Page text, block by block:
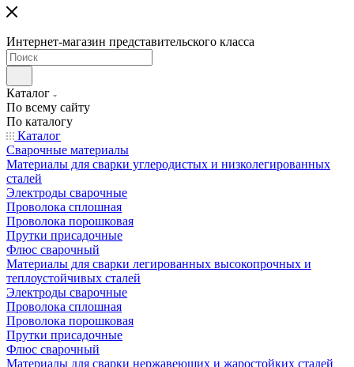
Интернет-магазин представительского класса
Каталог
По всему сайту
По каталогу
Каталог
Сварочные материалы
Материалы для сварки углеродистых и низколегированных
сталей
Электроды сварочные
Проволока сплошная
Проволока порошковая
Прутки присадочные
Флюс сварочный
Материалы для сварки легированных высокопрочных и
теплоустойчивых сталей
Электроды сварочные
Проволока сплошная
Проволока порошковая
Прутки присадочные
Флюс сварочный
Материалы для сварки нержавеющих и жаростойких сталей